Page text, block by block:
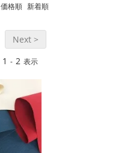
価格順 新着順
Next >
1 - 2 表示